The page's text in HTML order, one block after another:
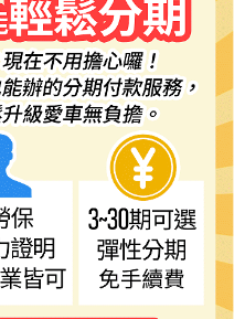
引起之損失，本公司不負相關責
個別帳號之用戶狀況，依本公司即
不足之情形，本公司將視審查結果
訊註冊。若發現惡意使用之情形，
之使用額度並採取法律行動。